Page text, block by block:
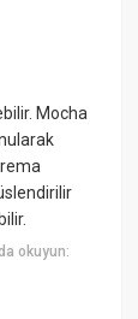
Mocha
okuyun: